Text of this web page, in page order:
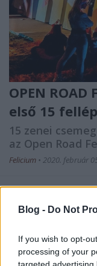
Blog - Do Not
If you wish to opt-
processing of your
OPEN
első 15
15 zenei
az Open Road
Felicium • 2020. február
A hazai
21. Harley-
legendás
Zolee és a
Bori és a Love